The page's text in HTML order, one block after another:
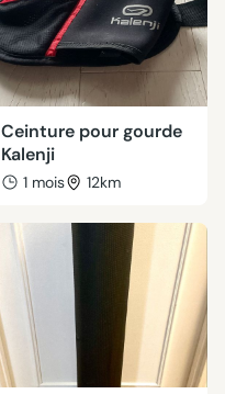
Ceinture pour gourde
Kalenji
1 mois 12km